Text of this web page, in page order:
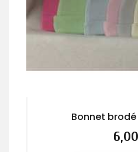
Bonnet
Prix